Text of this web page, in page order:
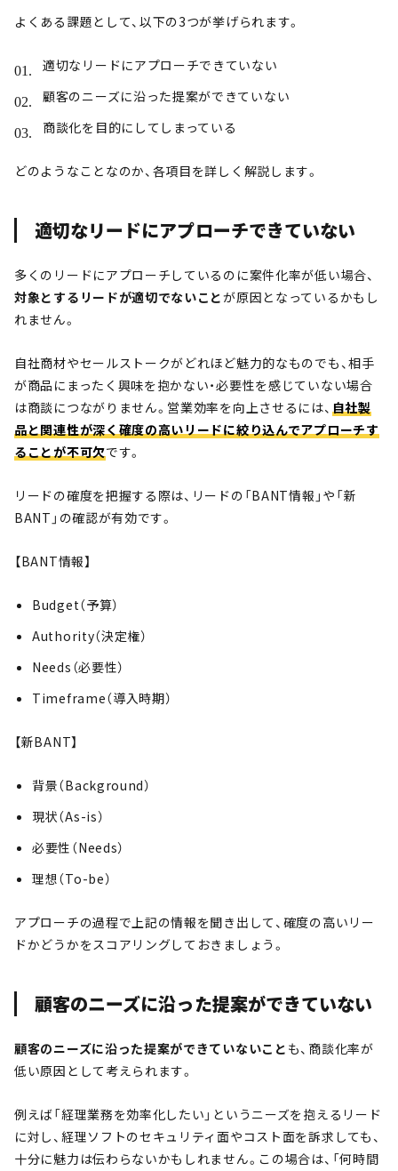
よくある課題として、以下の3つが挙げられます。
適切なリードにアプローチできていない
顧客のニーズに沿った提案ができていない
商談化を目的にしてしまっている
どのようなことなのか、各項目を詳しく解説します。
適切なリードにアプローチできていない
多くのリードにアプローチしているのに案件化率が低い場合、
対象とするリードが適切でないことが原因となっているかもし
れません。
自社商材やセールストークがどれほど魅力的なものでも、相手
が商品にまったく興味を抱かない・必要性を感じていない場合
は商談につながりません。営業効率を向上させるには、 自社製
品と関連性が深く確度の高いリードに絞り込んでアプローチす
ることが不可欠です。
リードの確度を把握する際は、リードの「BANT情報」や「新
BANT」の確認が有効です。
【BANT情報】
Budget（予算）
Authority（決定権）
Needs（必要性）
Timeframe（導入時期）
【新BANT】
背景（Background）
現状（As-is）
必要性（Needs）
理想（To-be）
アプローチの過程で上記の情報を聞き出して、確度の高いリー
ドかどうかをスコアリングしておきましょう。
顧客のニーズに沿った提案ができていない
顧客のニーズに沿った提案ができていないこと も、商談化率が
低い原因として考えられます。
例えば「経理業務を効率化したい」というニーズを抱えるリード
に対し、経理ソフトのセキュリティ面やコスト面を訴求しても、
十分に魅力は伝わらないかもしれません。この場合は、「何時間